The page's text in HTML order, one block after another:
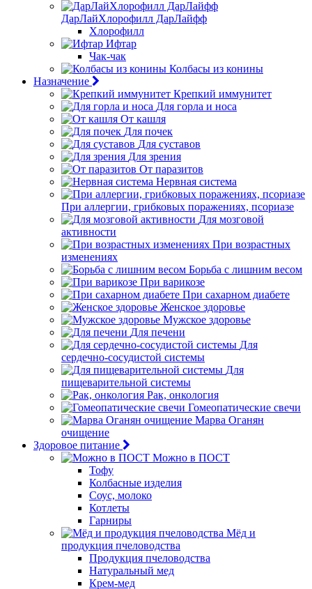
ДарЛайХлорофилл ДарЛайфф
Хлорофилл
Ифтар
Чак-чак
Колбасы из конины
Назначение
Крепкий иммунитет
Для горла и носа
От кашля
Для почек
Для суставов
Для зрения
От паразитов
Нервная система
При аллергии, грибковых поражениях, псориазе
Для мозговой
активности
При возрастных
изменениях
Борьба с лишним весом
При варикозе
При сахарном диабете
Женское здоровье
Мужское здоровье
Для печени
Для
сердечно-сосудистой системы
Для
пищеварительной системы
Рак, онкология
Гомеопатические свечи
Марва Оганян
очищение
Здоровое питание
Можно в ПОСТ
Тофу
Колбасные изделия
Соус, молоко
Котлеты
Гарниры
Мёд и
продукция пчеловодства
Продукция пчеловодства
Натуральный мед
Крем-мед